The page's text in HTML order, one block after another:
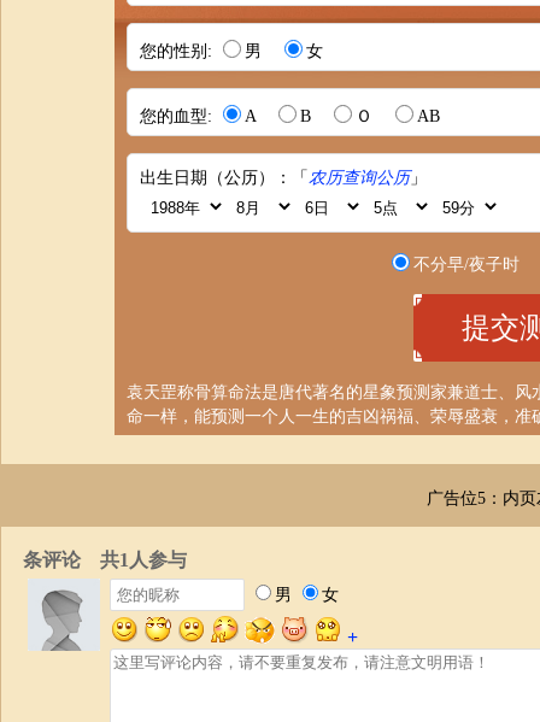
您的性别: 男 女
您的血型: A B Ｏ AB
出生日期（公历）：「 农历查询公历」
不分早/夜子时
袁天罡称骨算命法是唐代著名的星象预测家兼道士、
命一样，能预测一个人一生的吉凶祸福、荣辱盛衰，
广告位5：内